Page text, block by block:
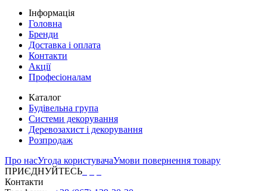
Інформація
Головна
Бренди
Доставка і оплата
Контакти
Акції
Професіоналам
Каталог
Будівельна група
Системи декорування
Деревозахист і декорування
Розпродаж
Про насУгода користувачаУмови повернення товару
ПРИЄДНУЙТЕСЬ
Контакти